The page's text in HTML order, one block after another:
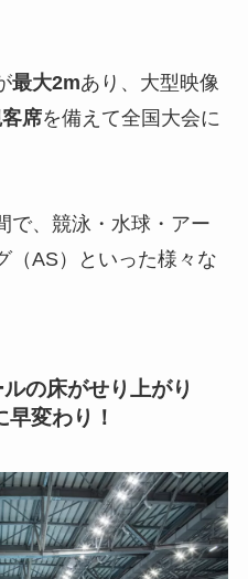
最大2mあり、大型映像
席を備えて全国大会に
で、競泳・水球・アー
（AS）といった様々な
の床がせり上がり
早変わり！